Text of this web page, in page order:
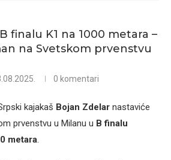
finalu K1 na 1000 metara –
na Svetskom prvenstvu
0 komentari
kajakaš Bojan Zdelar nastaviće
prvenstvu u Milanu u B finalu
metara.